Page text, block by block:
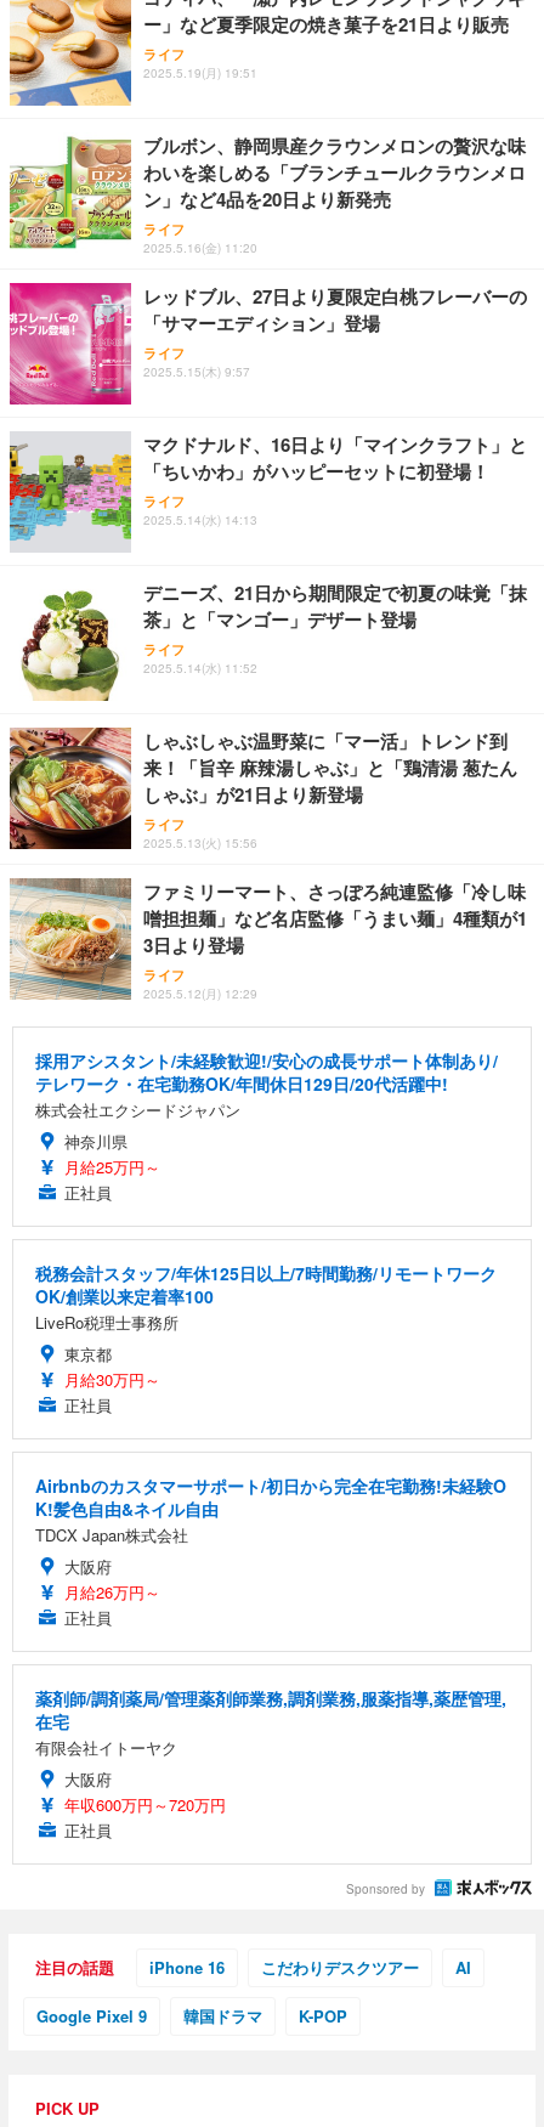
Sezlife オフィスチェア デスクチェア 疲れない テレ
ワーク チェア 強化バックレスト 30度ロッキング機
能 人間工学 椅子 腰サポート 90度跳ね上げ式アーム
務用 おしゃれ パソコンチェア (ホワイト)
ANDWINT オフィスチェア デスクチェア 肘なし メ
ッシュ 通気性 ランバーサポート付き 腰サポート ガ
ス圧無段階昇降 360度回転 キャスター付き コンパク
ト 幅52×奥行58.5×高さ84～96cm テレワーク 在宅
￥4,139
【整備済み品】Dell E2724HS 27インチ 液晶モニタ
ー フルHD（1920×1080）VA 非光沢 HDMI/DisplayP
ort/VGA スピーカー内蔵 高さ調整 スイベル VESA対
【MiniLED/24.5inch/280Hz/FHD】GRAPHT THE S
HOOTER Gaming Monitor 24” Essential ゲーミン
グモニター QD 24.5インチ 1ms FHD 量子ドット 残
像低減 (3年保証 | 輝点保証 | 日本メーカー)
￥34,980
Smart Basic(スマートベーシック) 【Amazon.co.jp
限定】 Smart Basic アイリスオーヤマ ペットシーツ
超厚型 お徳用 ワイド 100枚入 (x 1) (ケース販売)
アイリスオーヤマ ペットシーツ 超厚型 お徳用 レギ
ュラー 200枚入【Amazon.co.jp限定】
￥3,731
ー」など夏季限定の焼き菓子を21日より販売
ライフ
2025.5.19(月) 19:51
ブルボン、静岡県産クラウンメロンの贅沢な味
わいを楽しめる「ブランチュールクラウンメロ
ン」など4品を20日より新発売
ライフ
2025.5.16(金) 11:20
レッドブル、27日より夏限定白桃フレーバーの
「サマーエディション」登場
ライフ
2025.5.15(木) 9:57
マクドナルド、16日より「マインクラフト」と
「ちいかわ」がハッピーセットに初登場！
ライフ
2025.5.14(水) 14:13
デニーズ、21日から期間限定で初夏の味覚「抹
茶」と「マンゴー」デザート登場
ライフ
2025.5.14(水) 11:52
しゃぶしゃぶ温野菜に「マー活」トレンド到
来！「旨辛 麻辣湯しゃぶ」と「鶏清湯 葱たん
しゃぶ」が21日より新登場
ライフ
2025.5.13(火) 15:56
ファミリーマート、さっぽろ純連監修「冷し味
噌担担麺」など名店監修「うまい麺」4種類が1
3日より登場
ライフ
2025.5.12(月) 12:29
採用アシスタント/未経験歓迎!/安心の成長サポート体制あり/
テレワーク・在宅勤務OK/年間休日129日/20代活躍中!
株式会社エクシードジャパン
神奈川県
月給25万円～
正社員
税務会計スタッフ/年休125日以上/7時間勤務/リモートワーク
OK/創業以来定着率100
LiveRo税理士事務所
東京都
月給30万円～
正社員
Airbnbのカスタマーサポート/初日から完全在宅勤務!未経験O
K!髪色自由&ネイル自由
TDCX Japan株式会社
大阪府
月給26万円～
正社員
薬剤師/調剤薬局/管理薬剤師業務,調剤業務,服薬指導,薬歴管理,
在宅
有限会社イトーヤク
大阪府
年収600万円～720万円
正社員
Sponsored by
注目の話題 iPhone 16 こだわりデスクツアー AI
Google Pixel 9 韓国ドラマ K-POP
PICK UP